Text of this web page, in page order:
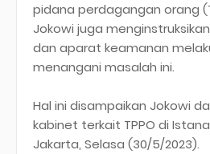
pidana perdagangan orang
Jokowi juga
dan aparat keamanan
menangani masalah ini.
Hal ini disampaikan Jokowi
kabinet terkait TPPO di
Jakarta, Selasa (30/5/2023).